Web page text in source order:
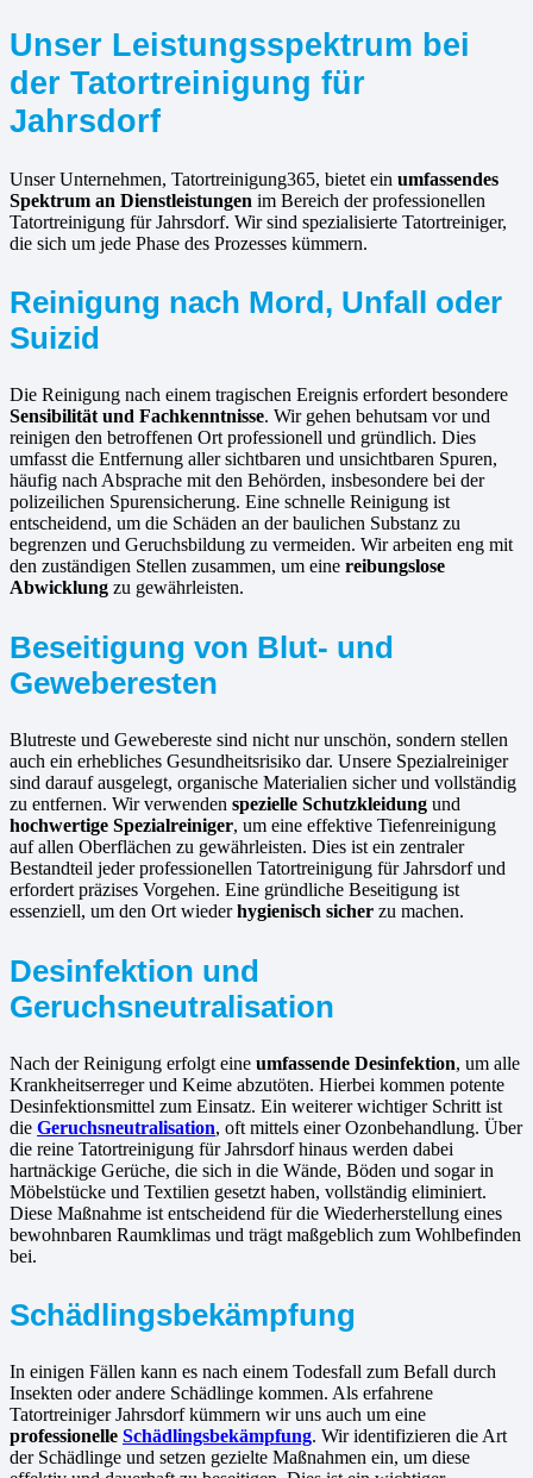
Unser Leistungsspektrum bei
der Tatortreinigung für
Jahrsdorf
Unser Unternehmen, Tatortreinigung365, bietet ein umfassendes
Spektrum an Dienstleistungen im Bereich der professionellen
Tatortreinigung für Jahrsdorf. Wir sind spezialisierte Tatortreiniger,
die sich um jede Phase des Prozesses kümmern.
Reinigung nach Mord, Unfall oder
Suizid
Die Reinigung nach einem tragischen Ereignis erfordert besondere
Sensibilität und Fachkenntnisse. Wir gehen behutsam vor und
reinigen den betroffenen Ort professionell und gründlich. Dies
umfasst die Entfernung aller sichtbaren und unsichtbaren Spuren,
häufig nach Absprache mit den Behörden, insbesondere bei der
polizeilichen Spurensicherung. Eine schnelle Reinigung ist
entscheidend, um die Schäden an der baulichen Substanz zu
begrenzen und Geruchsbildung zu vermeiden. Wir arbeiten eng mit
den zuständigen Stellen zusammen, um eine reibungslose
Abwicklung zu gewährleisten.
Beseitigung von Blut- und
Geweberesten
Blutreste und Gewebereste sind nicht nur unschön, sondern stellen
auch ein erhebliches Gesundheitsrisiko dar. Unsere Spezialreiniger
sind darauf ausgelegt, organische Materialien sicher und vollständig
zu entfernen. Wir verwenden spezielle Schutzkleidung und
hochwertige Spezialreiniger, um eine effektive Tiefenreinigung
auf allen Oberflächen zu gewährleisten. Dies ist ein zentraler
Bestandteil jeder professionellen Tatortreinigung für Jahrsdorf und
erfordert präzises Vorgehen. Eine gründliche Beseitigung ist
essenziell, um den Ort wiederhygienisch sicher zu machen.
Desinfektion und
Geruchsneutralisation
Nach der Reinigung erfolgt eine umfassende Desinfektion, um alle
Krankheitserreger und Keime abzutöten. Hierbei kommen potente
Desinfektionsmittel zum Einsatz. Ein weiterer wichtiger Schritt ist
die Geruchsneutralisation, oft mittels einer Ozonbehandlung. Über
die reine Tatortreinigung für Jahrsdorf hinaus werden dabei
hartnäckige Gerüche, die sich in die Wände, Böden und sogar in
Möbelstücke und Textilien gesetzt haben, vollständig eliminiert.
Diese Maßnahme ist entscheidend für die Wiederherstellung eines
bewohnbaren Raumklimas und trägt maßgeblich zum Wohlbefinden
bei.
Schädlingsbekämpfung
In einigen Fällen kann es nach einem Todesfall zum Befall durch
Insekten oder andere Schädlinge kommen. Als erfahrene
Tatortreiniger Jahrsdorf kümmern wir uns auch um eine
professionelle Schädlingsbekämpfung. Wir identifizieren die Art
der Schädlinge und setzen gezielte Maßnahmen ein, um diese